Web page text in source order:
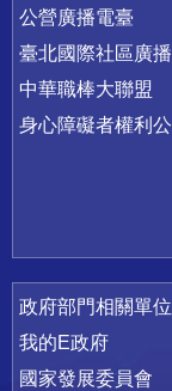
公營廣播電臺
臺北國際社區廣
中華職棒大聯盟
身心障礙者權利
政府部門相關單
我的E政府
國家發展委員會